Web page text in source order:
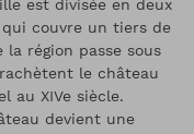
est divisée en deux
couvre un tiers de
région passe sous
le château
au XIVe siècle.
devient une